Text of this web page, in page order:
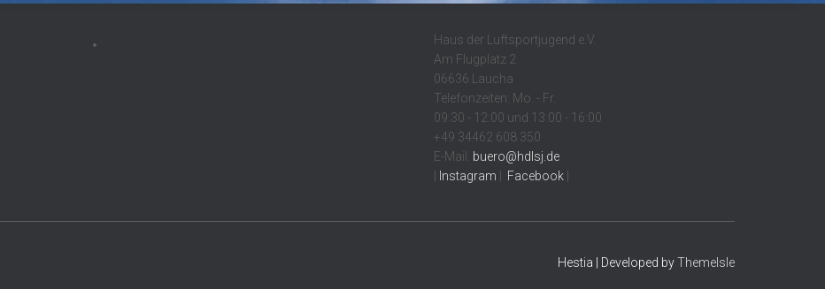
Haus der Luftsportjugend e.V.
Am Flugplatz 2
06636 Laucha
Telefonzeiten: Mo. - Fr.
09:30 - 12:00 und 13:00 - 16:00
+49 34462 608 350
E-Mail: buero@hdlsj.de
Instagram Facebook
Hestia | Developed byThemeIsle